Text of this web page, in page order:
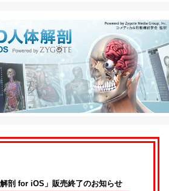
解剖 for iOS」販売終了のお知らせ